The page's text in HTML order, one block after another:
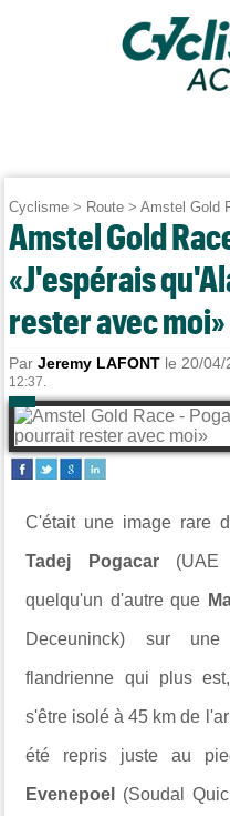
Cyclisme > Route >Amstel Gold
Amstel Gold
«J'espérais
rester avec moi»
ParJeremy LAFONT le 20/04/
12:37.
C'était une image rare
Tadej Pogacar(UAE
quelqu'un d'autre que
Deceuninck) sur
flandrienne qui plus
s'être isolé à 45 km de
été repris juste au
Evenepoel (Soudal